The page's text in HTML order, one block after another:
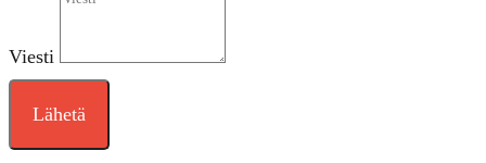
Viesti
Lähetä